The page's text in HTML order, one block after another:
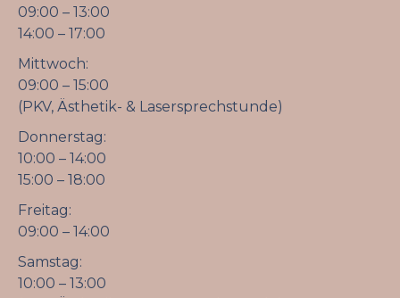
09:00 – 13:00
14:00 – 17:00
Mittwoch:
09:00 – 15:00
(PKV, Ästhetik- & Lasersprechstunde)
Donnerstag:
10:00 – 14:00
15:00 – 18:00
Freitag:
09:00 – 14:00
Samstag:
10:00 – 13:00